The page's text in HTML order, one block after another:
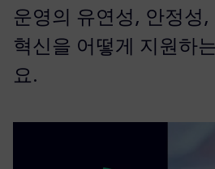
운영의 유연성, 안정성
혁신을 어떻게 지원하
요.